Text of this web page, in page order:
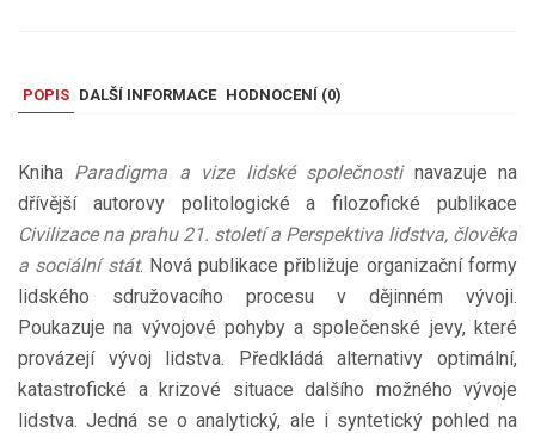
POPIS DALŠÍ INFORMACE HODNOCENÍ (0)
Kniha Paradigma a vize lidské společnostinavazuje na
dřívější autorovy politologické a filozofické publikace
Civilizace na prahu 21. století a Perspektiva lidstva, člověka
a sociální stát. Nová publikace přibližuje organizační formy
lidského sdružovacího procesu v dějinném vývoji.
Poukazuje na vývojové pohyby a společenské jevy, které
provázejí vývoj lidstva. Předkládá alternativy optimální,
katastrofické a krizové situace dalšího možného vývoje
lidstva. Jedná se o analytický, ale i syntetický pohled na